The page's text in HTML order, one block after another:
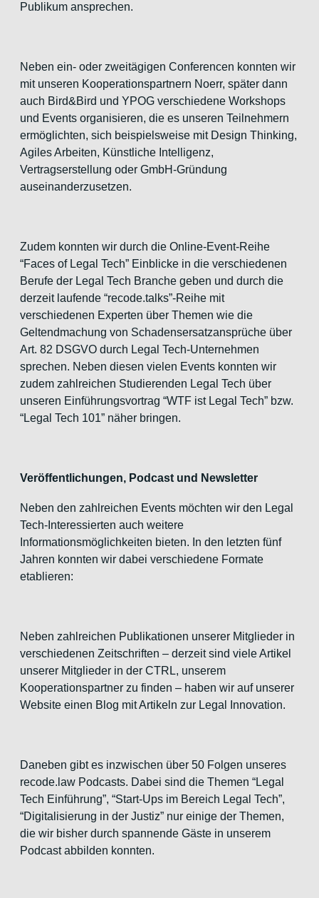
Publikum ansprechen.
Neben ein- oder zweitägigen Conferencen konnten wir
mit unseren Kooperationspartnern Noerr, später dann
auch Bird&Bird und YPOG verschiedene Workshops
und Events organisieren, die es unseren Teilnehmern
ermöglichten, sich beispielsweise mit Design Thinking,
Agiles Arbeiten, Künstliche Intelligenz,
Vertragserstellung oder GmbH-Gründung
auseinanderzusetzen.
Zudem konnten wir durch die Online-Event-Reihe
“Faces of Legal Tech” Einblicke in die verschiedenen
Berufe der Legal Tech Branche geben und durch die
derzeit laufende “recode.talks”-Reihe mit
verschiedenen Experten über Themen wie die
Geltendmachung von Schadensersatzansprüche über
Art. 82 DSGVO durch Legal Tech-Unternehmen
sprechen. Neben diesen vielen Events konnten wir
zudem zahlreichen Studierenden Legal Tech über
unseren Einführungsvortrag “WTF ist Legal Tech” bzw.
“Legal Tech 101” näher bringen.
Veröffentlichungen, Podcast und Newsletter
Neben den zahlreichen Events möchten wir den Legal
Tech-Interessierten auch weitere
Informationsmöglichkeiten bieten. In den letzten fünf
Jahren konnten wir dabei verschiedene Formate
etablieren:
Neben zahlreichen Publikationen unserer Mitglieder in
verschiedenen Zeitschriften – derzeit sind viele Artikel
unserer Mitglieder in der CTRL, unserem
Kooperationspartner zu finden – haben wir auf unserer
Website einen Blog mit Artikeln zur Legal Innovation.
Daneben gibt es inzwischen über 50 Folgen unseres
recode.law Podcasts. Dabei sind die Themen “Legal
Tech Einführung”, “Start-Ups im Bereich Legal Tech”,
“Digitalisierung in der Justiz” nur einige der Themen,
die wir bisher durch spannende Gäste in unserem
Podcast abbilden konnten.